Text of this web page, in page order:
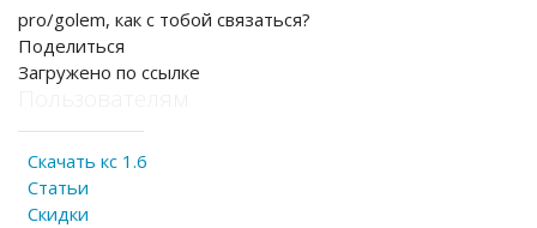
pro/golem, как с тобой связаться?
Поделиться
Загружено по ссылке
Скачать кс 1.6
Статьи
Скидки